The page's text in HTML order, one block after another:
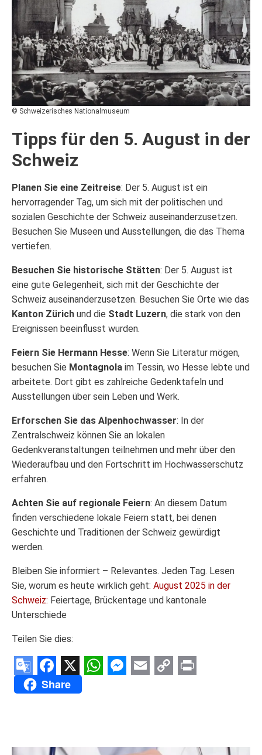
© Schweizerisches Nationalmuseum
Tipps für den 5. August in der
Schweiz
Planen Sie eine Zeitreise: Der 5. August ist ein
hervorragender Tag, um sich mit der politischen und
sozialen Geschichte der Schweiz auseinanderzusetzen.
Besuchen Sie Museen und Ausstellungen, die das Thema
vertiefen.
Besuchen Sie historische Stätten: Der 5. August ist
eine gute Gelegenheit, sich mit der Geschichte der
Schweiz auseinanderzusetzen. Besuchen Sie Orte wie das
Kanton Zürich und die Stadt Luzern, die stark von den
Ereignissen beeinflusst wurden.
Feiern Sie Hermann Hesse: Wenn Sie Literatur mögen,
besuchen Sie Montagnola im Tessin, wo Hesse lebte und
arbeitete. Dort gibt es zahlreiche Gedenktafeln und
Ausstellungen über sein Leben und Werk.
Erforschen Sie das Alpenhochwasser: In der
Zentralschweiz können Sie an lokalen
Gedenkveranstaltungen teilnehmen und mehr über den
Wiederaufbau und den Fortschritt im Hochwasserschutz
erfahren.
Achten Sie auf regionale Feiern: An diesem Datum
finden verschiedene lokale Feiern statt, bei denen
Geschichte und Traditionen der Schweiz gewürdigt
werden.
Bleiben Sie informiert – Relevantes. Jeden Tag. Lesen
Sie, worum es heute wirklich geht: August 2025 in der
Schweiz: Feiertage, Brückentage und kantonale
Unterschiede
Teilen Sie dies:
GoogleFacebook
X
Share